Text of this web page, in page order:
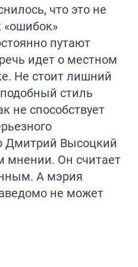
что это не
«ошибок»
путают
идет о местном
Не стоит лишний
стиль
не способствует
Дмитрий Высоцкий
мнении. Он считает
А мэрия
не может